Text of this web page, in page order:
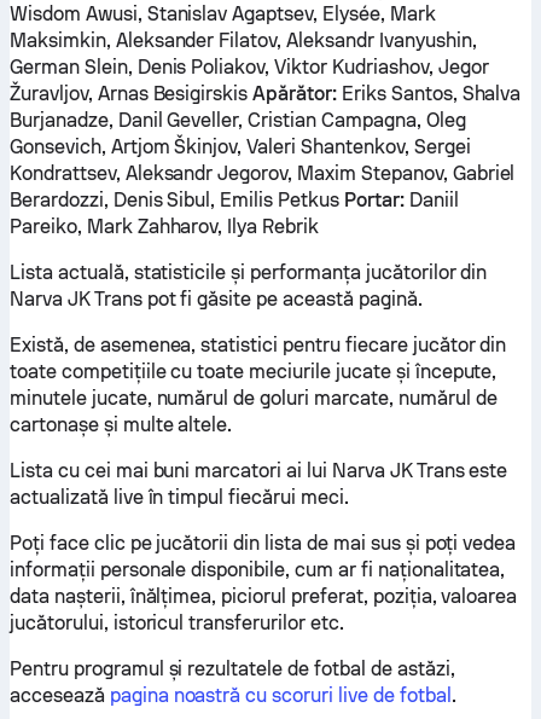
Wisdom Awusi, Stanislav Agaptsev, Elysée, Mark
Maksimkin, Aleksander Filatov, Aleksandr Ivanyushin,
German Slein, Denis Poliakov, Viktor Kudriashov, Jegor
Žuravljov, Arnas BesigirskisApărător:Eriks Santos, Shalva
Burjanadze, Danil Geveller, Cristian Campagna, Oleg
Gonsevich, Artjom Škinjov, Valeri Shantenkov, Sergei
Kondrattsev, Aleksandr Jegorov, Maxim Stepanov, Gabriel
Berardozzi, Denis Sibul, Emilis Petkus Portar:Daniil
Pareiko, Mark Zahharov, Ilya Rebrik
Lista actuală, statisticile și performanța jucătorilor din
Narva JK Trans pot fi găsite pe această pagină.
Există, de asemenea, statistici pentru fiecare jucător din
toate competițiile cu toate meciurile jucate și începute,
minutele jucate, numărul de goluri marcate, numărul de
cartonașe și multe altele.
Lista cu cei mai buni marcatori ai lui Narva JK Trans este
actualizată live în timpul fiecărui meci.
Poți face clic pe jucătorii din lista de mai sus și poți vedea
informații personale disponibile, cum ar fi naționalitatea,
data nașterii, înălțimea, piciorul preferat, poziția, valoarea
jucătorului, istoricul transferurilor etc.
Pentru programul și rezultatele de fotbal de astăzi,
accesează pagina noastră cu scoruri live de fotbal .